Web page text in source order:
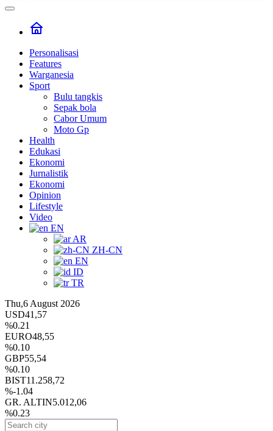
Personalisasi
Features
Warganesia
Sport
Bulu tangkis
Sepak bola
Cabor Umum
Moto Gp
Health
Edukasi
Ekonomi
Jurnalistik
Ekonomi
Opinion
Lifestyle
Video
EN
AR
ZH-CN
EN
ID
TR
Thu,6 August 2026
USD41,57
%0.21
EURO48,55
%0.10
GBP55,54
%0.10
BIST11.258,72
%-1.04
GR. ALTIN5.012,06
%0.23